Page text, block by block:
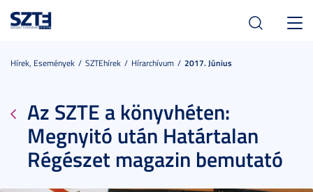
Hírek, Események SZTEhírek Hírarchívum 2017. Június
Az SZTE a könyvhéten:
Megnyitó után Határtalan
Régészet magazin bemutató